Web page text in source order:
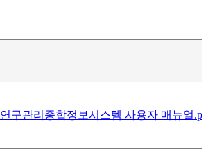
연구관리종합정보시스템 사용자 매뉴얼